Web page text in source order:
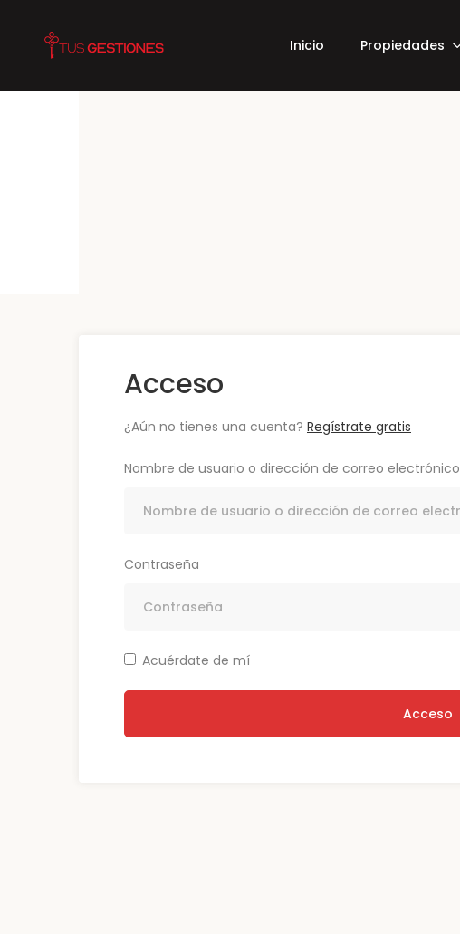
Inicio Propiedades
Acceso
¿Aún no tienes una cuenta? Regístrate gratis
Nombre de usuario o dirección de correo electrónico
Contraseña
Acuérdate de mí
Acceso